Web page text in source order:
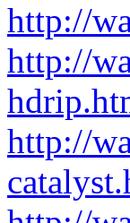
http://
http://
http://